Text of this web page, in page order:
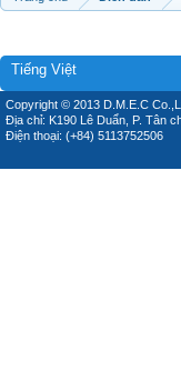
Tiếng Việt
Copyright © 2013 D.M.E.C
Địa chỉ: K190 Lê Duẩn, P. Tân
Điện thoại: (+84) 5113752506